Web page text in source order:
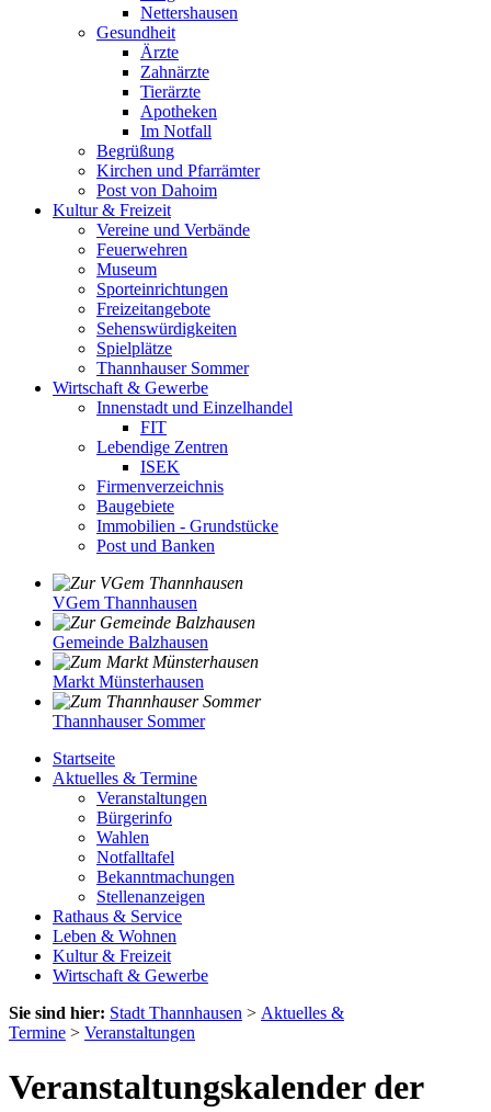
Nettershausen
Gesundheit
Ärzte
Zahnärzte
Tierärzte
Apotheken
Im Notfall
Begrüßung
Kirchen und Pfarrämter
Post von Dahoim
Kultur & Freizeit
Vereine und Verbände
Feuerwehren
Museum
Sporteinrichtungen
Freizeitangebote
Sehenswürdigkeiten
Spielplätze
Thannhauser Sommer
Wirtschaft & Gewerbe
Innenstadt und Einzelhandel
FIT
Lebendige Zentren
ISEK
Firmenverzeichnis
Baugebiete
Immobilien - Grundstücke
Post und Banken
VGem Thannhausen
Gemeinde Balzhausen
Markt Münsterhausen
Thannhauser Sommer
Startseite
Aktuelles & Termine
Veranstaltungen
Bürgerinfo
Wahlen
Notfalltafel
Bekanntmachungen
Stellenanzeigen
Rathaus & Service
Leben & Wohnen
Kultur & Freizeit
Wirtschaft & Gewerbe
Sie sind hier: Stadt Thannhausen > Aktuelles &
Termine > Veranstaltungen
Veranstaltungskalender der